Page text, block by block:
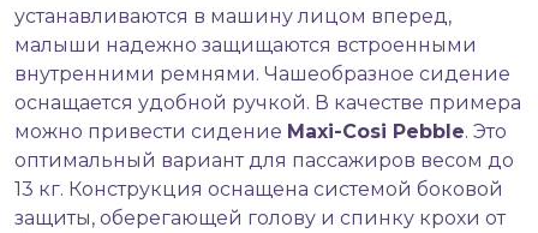
устанавливаются в машину лицом вперед,
малыши надежно защищаются встроенными
внутренними ремнями. Чашеобразное сидение
оснащается удобной ручкой. В качестве примера
можно привести сидение Maxi-Cosi Pebble. Это
оптимальный вариант для пассажиров весом до
13 кг. Конструкция оснащена системой боковой
защиты, оберегающей голову и спинку крохи от